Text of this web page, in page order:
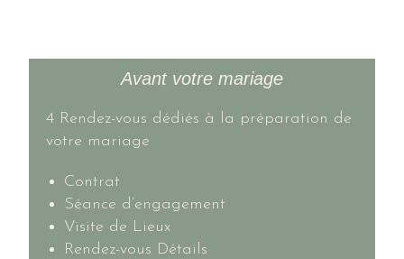
Avant votre mariage
4 Rendez-vous dédiés à la préparation de
votre mariage
Contrat
Séance d’engagement
Visite de Lieux
Rendez-vous Détails